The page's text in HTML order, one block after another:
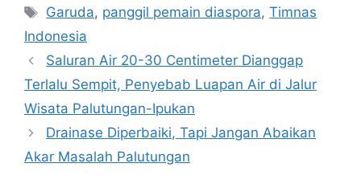
Tag
Garuda, panggil pemain diaspora,Timnas
Indonesia
Saluran Air 20-30 Centimeter Dianggap
Terlalu Sempit, Penyebab Luapan Air di Jalur
Wisata Palutungan-Ipukan
Drainase Diperbaiki, Tapi Jangan Abaikan
Akar Masalah Palutungan